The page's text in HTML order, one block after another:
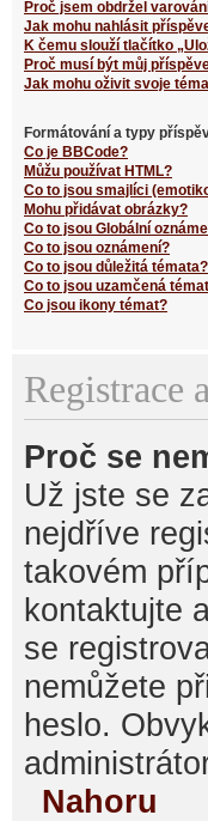
Proč jsem obdržel
Jak mohu nahlásit
K čemu slouží tlačítko
Proč musí být můj
Jak mohu oživit svoje
Formátování a typy
Co je BBCode?
Můžu používat HTML?
Co to jsou smajlíci
Mohu přidávat obrázky?
Co to jsou Globální
Co to jsou oznámení?
Co to jsou důležitá témata?
Co to jsou uzamčená
Co jsou ikony témat?
Registrace
Proč se
Už jste se
nejdříve
takovém
kontaktujte
se
nemůžete
heslo.
Nahoru